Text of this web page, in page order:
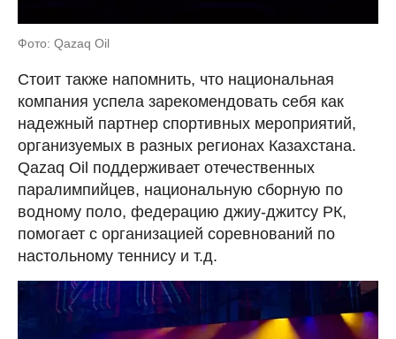
Фото: Qazaq Oil
Стоит также напомнить, что национальная
компания успела зарекомендовать себя как
надежный партнер спортивных мероприятий,
организуемых в разных регионах Казахстана.
Qazaq Oil поддерживает отечественных
паралимпийцев, национальную сборную по
водному поло, федерацию джиу-джитсу РК,
помогает с организацией соревнований по
настольному теннису и т.д.